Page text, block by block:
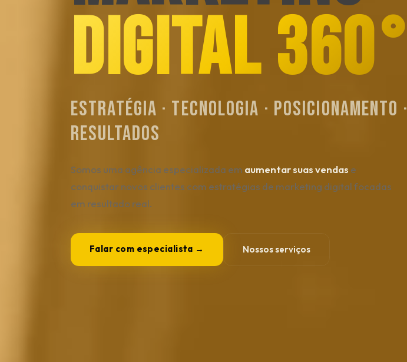
DIGITAL 360°
Estratégia · Tecnologia · Posicionamento ·
Resultados
Somos uma agência especializada em aumentar suas vendas e
conquistar novos clientes com estratégias de marketing digital focadas
em resultado real.
Falar com especialista → Nossos serviços